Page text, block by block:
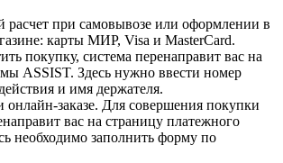
расчет при самовывозе или оформлении в
карты МИР, Visa и MasterCard.
покупку, система перенаправит вас на
ASSIST. Здесь нужно ввести номер
и имя держателя.
заказе. Для совершения покупки
вас на страницу платежного
необходимо заполнить форму по